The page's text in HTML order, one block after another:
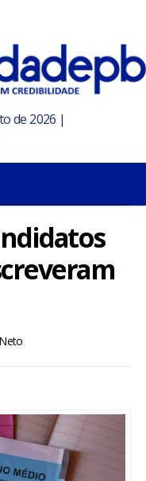
de 2026 |